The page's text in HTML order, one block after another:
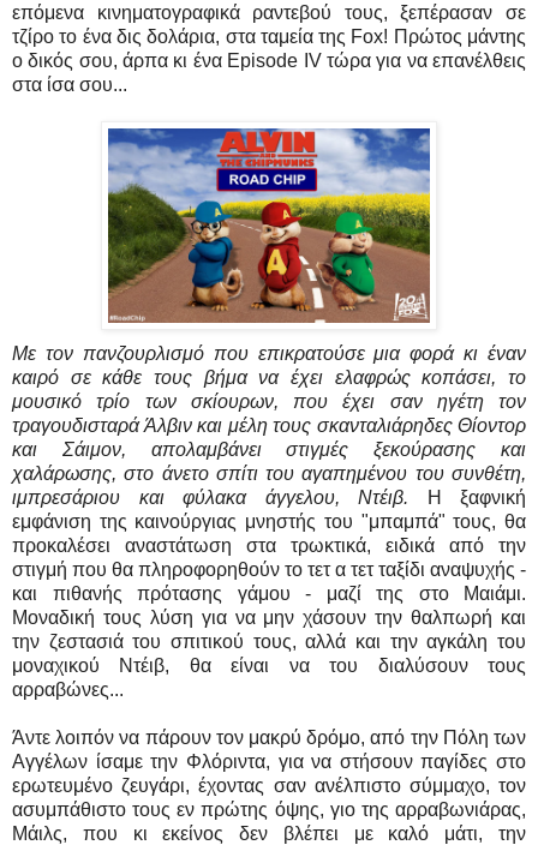
επόμενα κινηματογραφικά ραντεβού τους, ξεπέρασαν σε
τζίρο το ένα δις δολάρια, στα ταμεία της Fox! Πρώτος μάντης
ο δικός σου, άρπα κι ένα Episode IV τώρα για να επανέλθεις
στα ίσα σου...
Με τον πανζουρλισμό που επικρατούσε μια φορά κι έναν
καιρό σε κάθε τους βήμα να έχει ελαφρώς κοπάσει, το
μουσικό τρίο των σκίουρων, που έχει σαν ηγέτη τον
τραγουδισταρά Άλβιν και μέλη τους σκανταλιάρηδες Θίοντορ
και Σάιμον, απολαμβάνει στιγμές ξεκούρασης και
χαλάρωσης, στο άνετο σπίτι του αγαπημένου του συνθέτη,
ιμπρεσάριου και φύλακα άγγελου, Ντέιβ.
Η ξαφνική
εμφάνιση της καινούργιας μνηστής του "μπαμπά" τους, θα
προκαλέσει αναστάτωση στα τρωκτικά, ειδικά από την
στιγμή που θα πληροφορηθούν το τετ α τετ ταξίδι αναψυχής -
και πιθανής πρότασης γάμου - μαζί της στο Μαιάμι.
Μοναδική τους λύση για να μην χάσουν την θαλπωρή και
την ζεστασιά του σπιτικού τους, αλλά και την αγκάλη του
μοναχικού Ντέιβ, θα είναι να του διαλύσουν τους
αρραβώνες...
Άντε λοιπόν να πάρουν τον μακρύ δρόμο, από την Πόλη των
Αγγέλων ίσαμε την Φλόριντα, για να στήσουν παγίδες στο
ερωτευμένο ζευγάρι, έχοντας σαν ανέλπιστο σύμμαχο, τον
ασυμπάθιστο τους εν πρώτης όψης, γιο της αρραβωνιάρας,
Μάιλς, που κι εκείνος δεν βλέπει με καλό μάτι, την